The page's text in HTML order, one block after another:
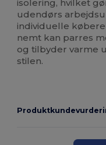
isolering, hvilket
udendørs
individuelle
nemt kan parres
og tilbyder varme
stilen.